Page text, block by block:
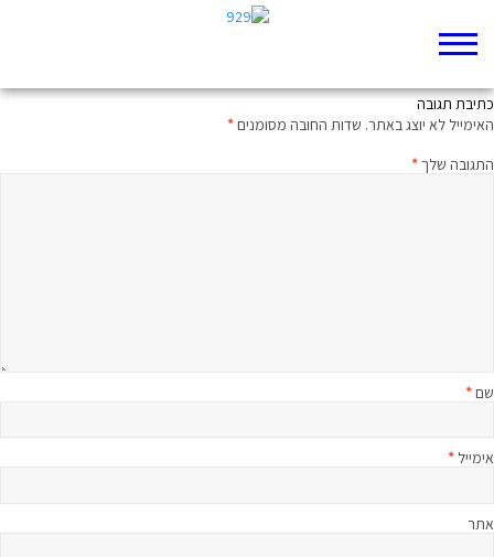
כתיבת תגובה
האימייל לא יוצג באתר. שדות החובה מסומנים*
התגובה שלך*
שם*
אימייל *
אתר